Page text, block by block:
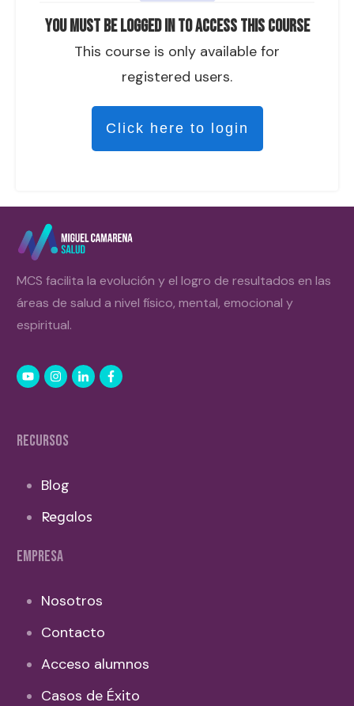
You must be logged in to access this course
This course is only available for
registered users.
Click here to login
MCS facilita la evolución y el logro de resultados en las
áreas de salud a nivel físico, mental, emocional y
espiritual.
RECURSOS
Blog
Regalos
EMPRESA
Nosotros
Contacto
Acceso alumnos
Casos de Éxito